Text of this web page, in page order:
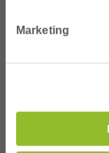
Marketing
Telf: 943 42